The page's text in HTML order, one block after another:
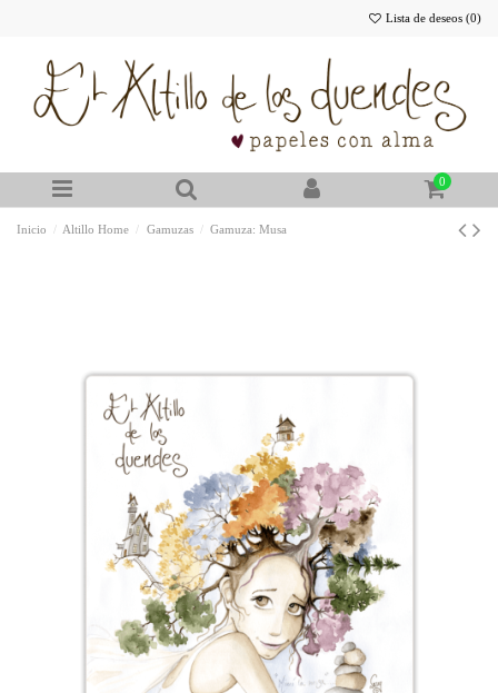
Lista de deseos (0)
0
Inicio Altillo Home Gamuzas Gamuza: Musa